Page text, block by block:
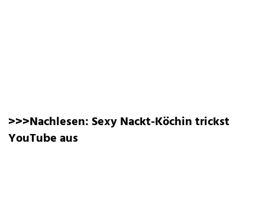
>>>Nachlesen:Sexy Nackt-Köchin trickst
YouTube aus